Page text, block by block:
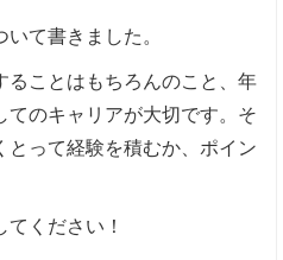
て書きました。
ることはもちろんのこと、年
てのキャリアが大切です。そ
とって経験を積むか、ポイン
ください！